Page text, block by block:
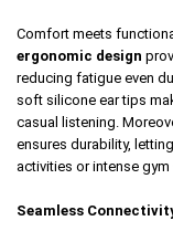
Comfort meets
ergonomic design
reducing fatigue even
soft silicone ear tips
casual listening.
ensures durability,
activities or intense
Seamless